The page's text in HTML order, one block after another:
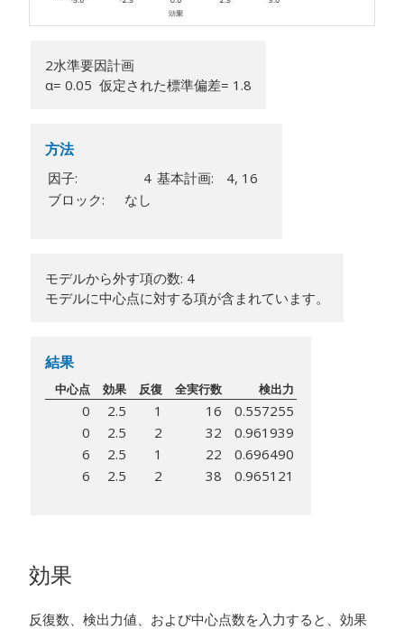
2水準要因計画
α= 0.05 仮定された標準偏差= 1.8
方法
因子: 4 基本計画:
4, 16
ブロック:
なし
モデルから外す項の数: 4
モデルに中心点に対する項が含まれています。
結果
中心点 効果 反復 全実行数 検出力
0 2.5 1 16
0.557255
0
2.5 2 32
0.961939
6
2.5 1 22
0.696490
6
2.5 2 38 0.965121
効果
反復数、検出力値、および中心点数を入力すると、効果